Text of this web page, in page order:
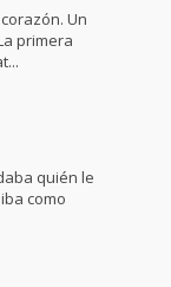
Un
primera
quién le
como